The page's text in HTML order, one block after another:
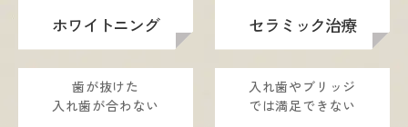
ホワイトニング セラミック治療
歯が抜けた
入れ歯が合わない
入れ歯やブリッジ
では満足できない